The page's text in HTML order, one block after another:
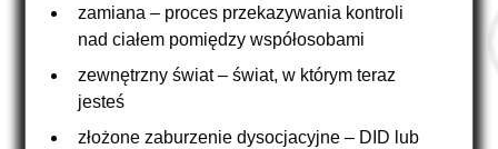
zamiana – proces przekazywania kontroli
nad ciałem pomiędzy współosobami
zewnętrzny świat – świat, w którym teraz
jesteś
złożone zaburzenie dysocjacyjne – DID lub